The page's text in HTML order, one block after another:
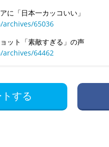
に「日本一カッコいい」
65036
ット「素敵すぎる」の声
64462
する